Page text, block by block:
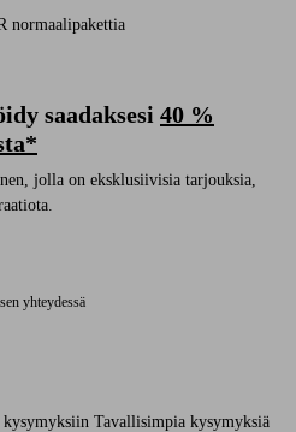
normaalipakettia
saadaksesi 40 %
jolla on eksklusiivisia tarjouksia,
yhteydessä
Tavallisimpia kysymyksiä